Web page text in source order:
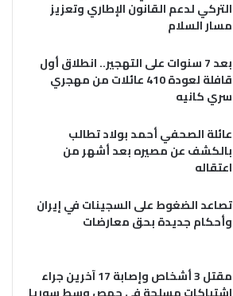
التركي لدعم القانون الإطاري وتعزيز
مسار السلام
بعد 7 سنوات على التهجير.. انطلاق أول
قافلة لعودة 410 عائلات من مهجري
سري كانيه
عائلة الصحفي أحمد بولاد تطالب
بالكشف عن مصيره بعد أشهر من
اعتقاله
تصاعد الضغوط على السجينات في إيران
وأحكام جديدة بحق معارضات
مقتل 3 أشخاص وإصابة 17 آخرين جراء